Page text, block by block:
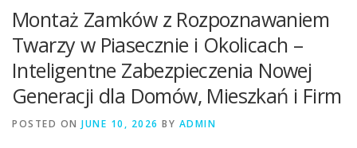
SMART DOM AI – AUTOMATYKA, INTELIGENTNE
BLOG KONTAKT
Montaż Zamków z Rozpoznawaniem
Twarzy w Piasecznie i Okolicach –
Inteligentne Zabezpieczenia Nowej
Generacji dla Domów, Mieszkań i Firm
POSTED ON JUNE 10, 2026 BY ADMIN